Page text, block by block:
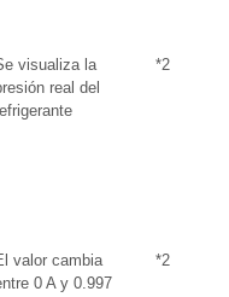
visualiza la
real del
*2
valor cambia
0 A y 0.997
*2